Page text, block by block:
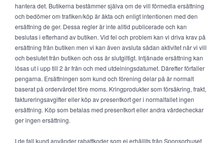
hantera det. Butikerna bestämmer själva om de vill förmedla ersättning
och bedömer om trafiken/köp är äkta och enligt intentionen med den
ersättning de ger. Dessa regler är inte alltid publicerade och kan
beslutas i efterhand av butiken. Vid fel och problem kan vi driva krav på
ersättning från butiken men vi kan även avsluta sådan aktivitet när vi vill
och beslutet från butiken och oss är slutgiltigt. Intjänade ersättning kan
lösas ut i upp till 2 år från och med utdelningsdatumet. Därefter förfaller
pengarna. Ersättningen som kund och förening delar på är normalt
baserat på ordervärdet före moms. Kringprodukter som försäkring, frakt,
faktureringsavgifter eller köp av presentkort ger i normalfallet ingen
ersättning. Köp som betalas med presentkort eller andra värdecheckar
ger ingen ersättning.
I de fall kund använder rabattkoder som ej erhållits från Sponsorhuset